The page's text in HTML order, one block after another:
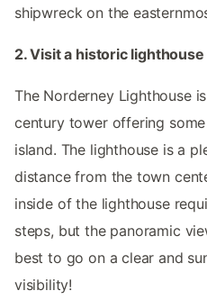
shipwreck on the
2. Visit a historic
The Norderney Lighthouse
century tower offering
island. The lighthouse is a
distance from the town
inside of the lighthouse
steps, but the panoramic
best to go on a clear and
visibility!